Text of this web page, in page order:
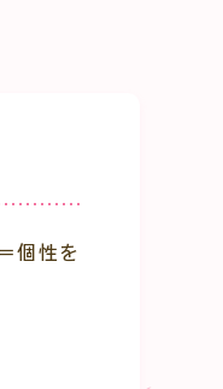
個性を